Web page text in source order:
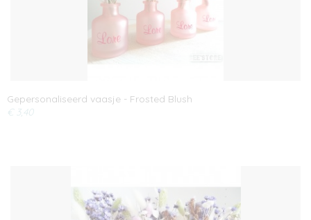
Gepersonaliseerd vaasje - Frosted Blush
€ 3,40